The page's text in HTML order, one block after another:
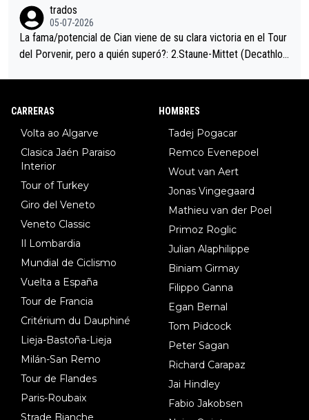
trados
05-07-2026
La fama/potencial de Cian viene de su clara victoria en el Tour
del Porvenir, pero a quién superó?: 2.Staune-Mittet (Decathlon,
8.Lenny Martinez (Bahrein), 9. Van Belle (Visma), 10. Vacek (Li
CARRERAS
Volta ao Algarve
Clasica Jaén Paraiso
Interior
Tour of Turkey
Giro del Veneto
Veneto Classic
Il Lombardia
Mundial de Ciclismo
Vuelta a España
Tour de Francia
Critérium du Dauphiné
Lieja-Bastoña-Lieja
Milán-San Remo
Tour de Flandes
Paris-Roubaix
Strade Bianche
HOMBRES
Tadej Pogacar
Remco Evenepoel
Wout van Aert
Jonas Vingegaard
Mathieu van der Poel
Primoz Roglic
Julian Alaphilippe
Biniam Girmay
Filippo Ganna
Egan Bernal
Tom Pidcock
Peter Sagan
Richard Carapaz
Jai Hindley
Fabio Jakobsen